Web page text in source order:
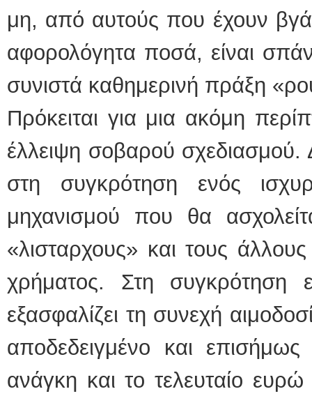
μη, από αυτούς που έχουν
αφορολόγητα ποσά, είναι
συνιστά καθημερινή πράξη
Πρόκειται για μια ακόμη
έλλειψη σοβαρού σχεδιασμού.
στη συγκρότηση ενός
μηχανισμού που θα
«λισταρχους» και τους
χρήματος. Στη συγκρότηση
εξασφαλίζει τη συνεχή
αποδεδειγμένο και
ανάγκη και το τελευταίο